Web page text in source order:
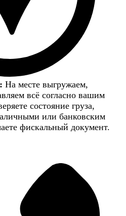
На месте выгружаем,
всё согласно вашим
состояние груза,
или банковским
фискальный документ.